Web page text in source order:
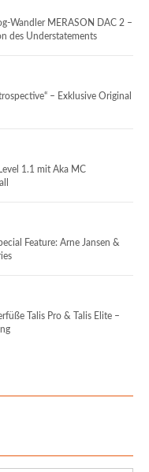
Wandler MERASON DAC 2 –
des Understatements
– Exklusive Original
1.1 mit Aka MC
Feature: Arne Jansen &
Talis Pro & Talis Elite –